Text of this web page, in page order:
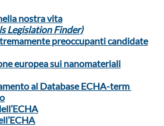
nostra vita
Legislation Finder)
preoccupanti candidate
europea sui nanomateriali
al Database ECHA-term